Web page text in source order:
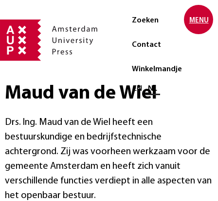
Zoeken
Contact
Winkelmandje
Selecteer taal
EN NL
MENU
Maud van de Wiel
Drs. Ing. Maud van de Wiel heeft een
bestuurskundige en bedrijfstechnische
achtergrond. Zij was voorheen werkzaam voor de
gemeente Amsterdam en heeft zich vanuit
verschillende functies verdiept in alle aspecten van
het openbaar bestuur.